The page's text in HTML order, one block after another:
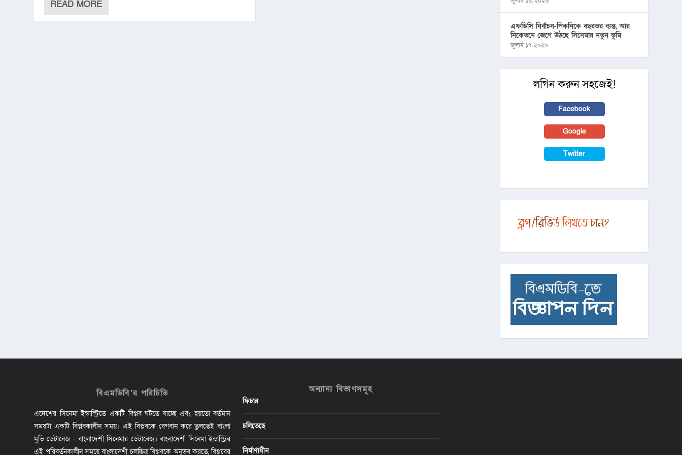
READ MORE
এফডিসি নির্বাচন-পিকনিকে বছরভর ব্যস্ত, আর
নিকেতনে জেগে উঠছে সিনেমার নতুন ভূমি
জুলাই ১৭, ২০২৬
লগিন করুন সহজেই!
Facebook
Google
Twitter
বিএমডিবি’র পরিচিতি
এদেশের সিনেমা ইন্ডাস্ট্রিতে একটি বিপ্লব ঘটতে যাচ্ছে এবং হয়তো বর্তমান
সময়টা একটি বিপ্লবকালীন সময়। এই বিপ্লবকে বেগবান করে তুলতেই বাংলা
মুভি ডেটাবেজ - বাংলাদেশী সিনেমার ডেটাবেজ। বাংলাদেশী সিনেমা ইন্ডাস্ট্রির
এই পরিবর্তনকালীন সময়ে বাংলাদেশী চলচ্চিত্র বিপ্লবকে অনুভব করতে, বিপ্লবের
অন্যান্য বিভাগসমূহ
ফিচার
চলিতেছে
নির্মাণাধীন